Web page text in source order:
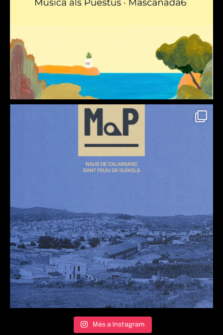
Més a Instagram